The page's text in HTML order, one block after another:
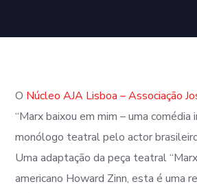
O Núcleo AJA Lisboa – Associação
“Marx baixou em mim – uma comédia
monólogo teatral pelo actor
Uma adaptação da peça teatral
americano Howard Zinn, esta é uma